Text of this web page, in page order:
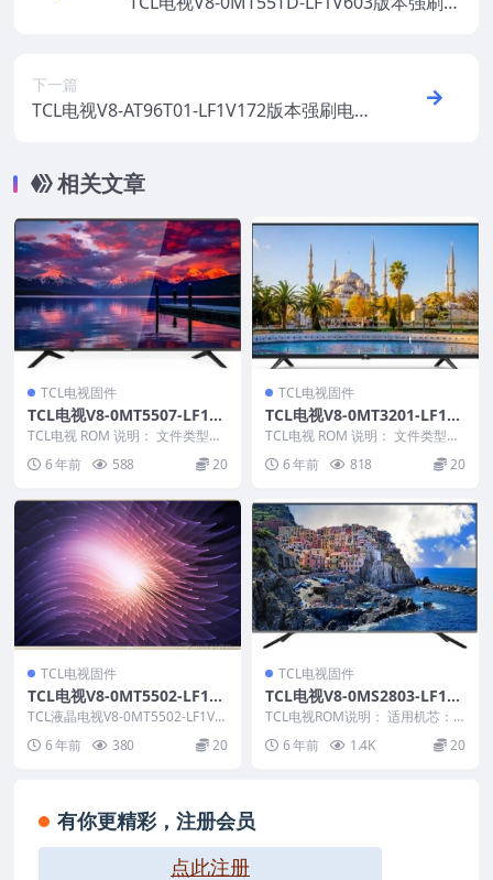
下一篇
TCL电视V8-AT96T01-LF1V172版本强刷电视
相关文章
TCL电视固件
TCL电视V8-0MT5507-LF1V0
43版本强刷电视固件包下载
TCL电视 ROM 说明： 文件类型：
———————...
6 年前 588 20
TCL电视固件
TCL电视V8-0MT3201-LF1V0
53版本强刷电视固件包下载
TCL电视 ROM 说明： 文件类型：
————...
6 年前 818 20
TCL电视固件
TCL电视V8-0MT5502-LF1V0
51版本刷机固件升级包
TCL液晶电视V8-0MT5502-LF1V0
51版本 ROM固件说明： 1.适...
6 年前 380 20
TCL电视固件
TCL电视V8-0MS2803-LF1V0
63版本强刷电视固件包下载
TCL电视ROM说明： 适用机芯：M
S28C 适用版本：V8-0MS2803-L...
6 年前 1.4K 20
有你更精彩，注册会员
点此注册